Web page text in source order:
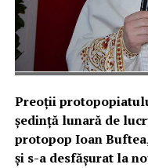
Preoții
ședință lunară de
protopop Ioan
și s-a desfășurat la